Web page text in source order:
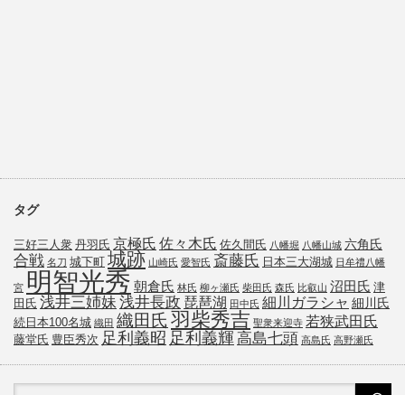
タグ
三好三人衆 丹羽氏 京極氏 佐々木氏 佐久間氏 八幡堀 八幡山城 六角氏
合戦 名刀 城下町 城跡 山崎氏 愛智氏 斎藤氏 日本三大湖城 日牟禮八幡
宮 明智光秀 朝倉氏 林氏 柳ヶ瀬氏 柴田氏 森氏 比叡山 沼田氏 津
田氏 浅井三姉妹 浅井長政 琵琶湖 田中氏 細川ガラシャ 細川氏
続日本100名城 織田 織田氏 羽柴秀吉 聖衆来迎寺 若狭武田氏
藤堂氏 豊臣秀次 足利義昭 足利義輝高島七頭 高島氏 高野瀬氏